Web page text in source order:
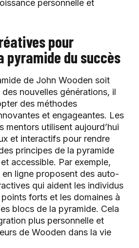
personnelle et
pour
pyramide du succès
de John Wooden soit
nouvelles générations, il
des méthodes
et engageantes. Les
mentors utilisent aujourd’hui
et interactifs pour rendre
principes de la pyramide
accessible. Par exemple,
ligne proposent des auto-
qui aident les individus
forts et les domaines à
blocs de la pyramide. Cela
plus personnelle et
de Wooden dans la vie